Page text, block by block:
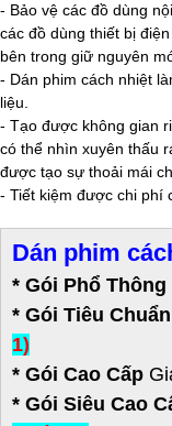
- Bảo vệ các đồ dùng
các đồ dùng thiết bị
bên trong giữ nguyên
- Dán phim cách nhiệt
liệu.
- Tạo được không gian
có thể nhìn xuyên thấu
được tạo sự thoải mái
- Tiết kiệm được chi phí
Dán phim
* Gói Phổ Thông
* Gói Tiêu Chuẩn
1)
* Gói Cao Cấp
* Gói Siêu Cao